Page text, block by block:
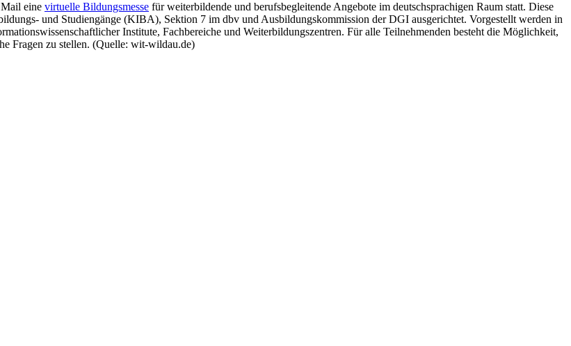
eine virtuelle Bildungsmesse für weiterbildende und berufsbegleitende Angebote im deutschsprachigen Raum statt. Diese
und Studiengänge (KIBA), Sektion 7 im dbv und Ausbildungskommission der DGI ausgerichtet. Vorgestellt werden in
Institute, Fachbereiche und Weiterbildungszentren. Für alle Teilnehmenden besteht die Möglichkeit,
Fragen zu stellen. (Quelle: wit-wildau.de)